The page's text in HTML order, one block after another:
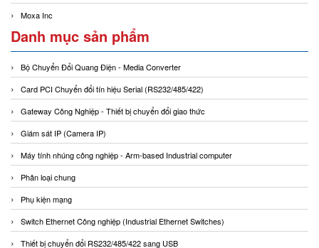
Moxa Inc
Danh mục sản phẩm
Bộ Chuyển Đổi Quang Điện - Media Converter
Card PCI Chuyển đổi tín hiệu Serial (RS232/485/422)
Gateway Công Nghiệp - Thiết bị chuyển đổi giao thức
Giám sát IP (Camera IP)
Máy tính nhúng công nghiệp - Arm-based Industrial computer
Phân loại chung
Phụ kiện mạng
Switch Ethernet Công nghiệp (Industrial Ethernet Switches)
Thiết bị chuyển đổi RS232/485/422 sang USB